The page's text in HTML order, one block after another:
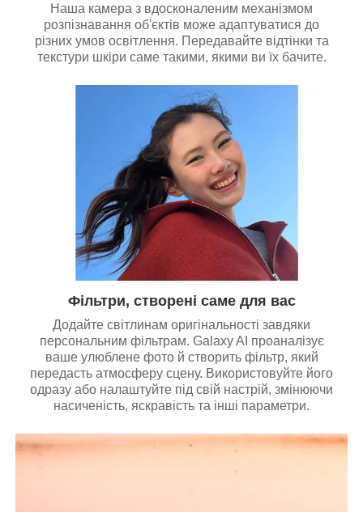
Наша камера з вдосконаленим механізмом
розпізнавання об'єктів може адаптуватися до
різних умов освітлення. Передавайте відтінки та
текстури шкіри саме такими, якими ви їх бачите.
Фільтри, створені саме для вас
Додайте світлинам оригінальності завдяки
персональним фільтрам. Galaxy AI проаналізує
ваше улюблене фото й створить фільтр, який
передасть атмосферу сцену. Використовуйте його
одразу або налаштуйте під свій настрій, змінюючи
насиченість, яскравість та інші параметри.